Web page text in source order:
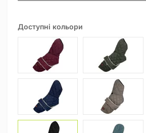
Доступні кольори